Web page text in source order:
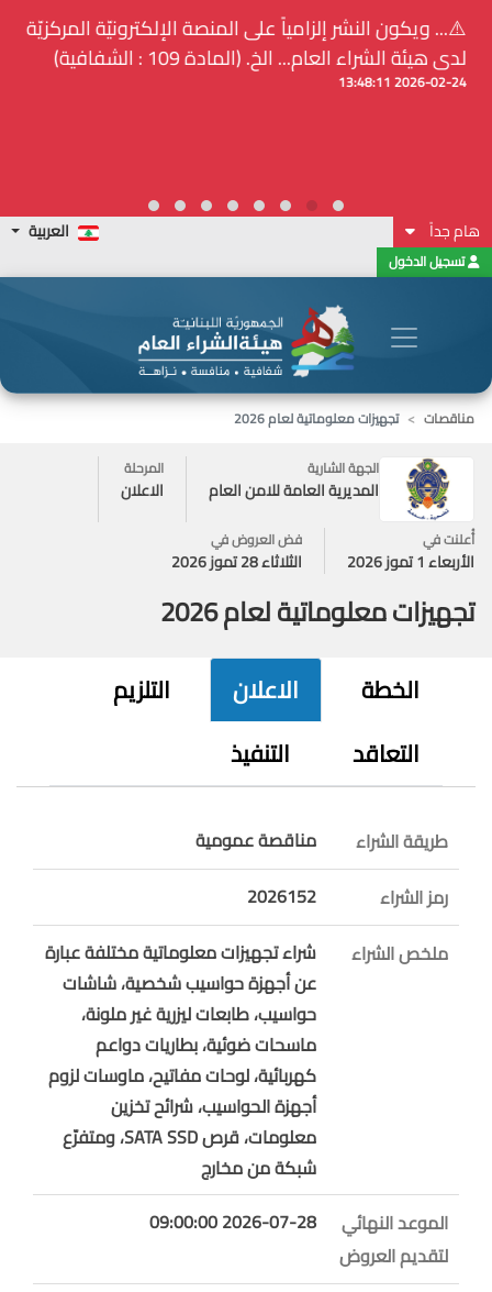
⚠️... ويكون النشر إلزامياً على المنصة الإلكترونيّة المركزيّة
لدى هيئة الشراء العام... الخ. (المادة 109 : الشفافية)
2026-02-24 13:48:11
هام جداً العربية
تسجيل الدخول
مناقصات
تجهيزات معلوماتية لعام 2026
الجهة الشارية
المديرية العامة للامن العام
المرحلة
الاعلان
أُعلنت في
الأربعاء 1 تموز 2026
فض العروض في
الثلاثاء 28 تموز 2026
تجهيزات معلوماتية لعام 2026
الخطة الاعلان
التلزيم
التعاقد
التنفيذ
طريقة الشراء
مناقصة عمومية
رمز الشراء
2026152
ملخص الشراء
شراء تجهيزات معلوماتية مختلفة عبارة
عن أجهزة حواسيب شخصية، شاشات
حواسيب، طابعات ليزرية غير ملونة،
ماسحات ضوئية، بطاريات دواعم
كهربائية، لوحات مفاتيح، ماوسات لزوم
أجهزة الحواسيب، شرائح تخزين
معلومات، قرص SATA SSD، ومتفرّع
شبكة من مخارج
الموعد النهائي
لتقديم العروض
2026-07-28 09:00:00